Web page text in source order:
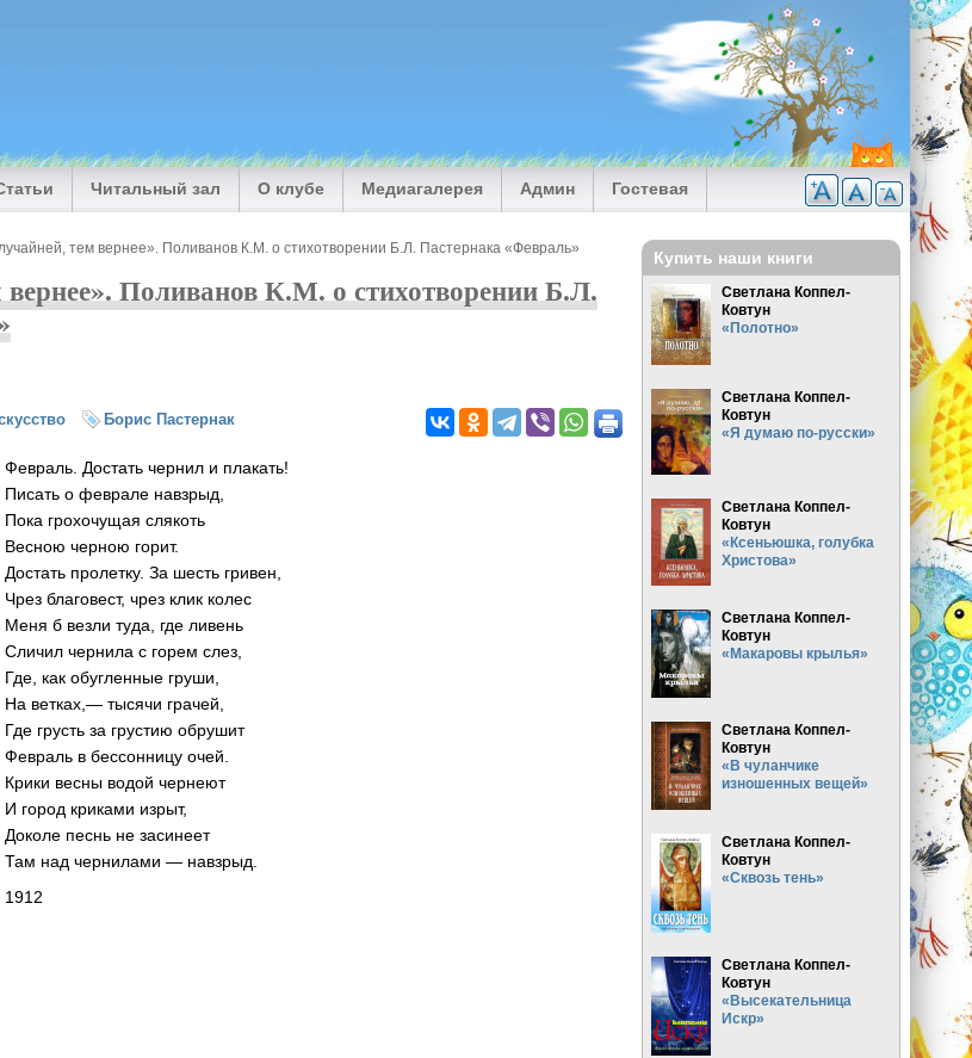
Читальный зал О клубе Медиагалерея Админ Гостевая
тем вернее». Поливанов К.М. о стихотворении Б.Л. Пастернака «Февраль»
Поливанов К.М. о стихотворении Б.Л.
Борис Пастернак
Февраль. Достать чернил и плакать!
Писать о феврале навзрыд,
Пока грохочущая слякоть
Весною черною горит.
Достать пролетку. За шесть гривен,
Чрез благовест, чрез клик колес
Меня б везли туда, где ливень
Сличил чернила с горем слез,
Где, как обугленные груши,
На ветках,— тысячи грачей,
Где грусть за грустию обрушит
Февраль в бессонницу очей.
Крики весны водой чернеют
И город криками изрыт,
Доколе песнь не засинеет
Там над чернилами — навзрыд.
1912
Купить наши книги
Светлана Коппел-
Ковтун
«Полотно»
Светлана Коппел-
Ковтун
«Я думаю по-русски»
Светлана Коппел-
Ковтун
«Ксеньюшка, голубка
Христова»
Светлана Коппел-
Ковтун
«Макаровы крылья»
Светлана Коппел-
Ковтун
«В чуланчике
изношенных вещей»
Светлана Коппел-
Ковтун
«Сквозь тень»
Светлана Коппел-
Ковтун
«Высекательница
Искр»